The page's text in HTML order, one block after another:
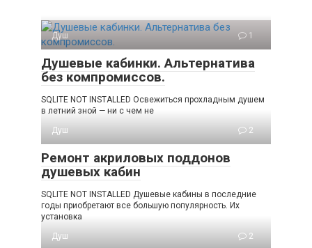
Душ 1
Душевые кабинки. Альтернатива
без компромиссов.
SQLITE NOT INSTALLED Освежиться прохладным душем
в летний зной — ни с чем не
Душ
2
Ремонт акриловых поддонов
душевых кабин
SQLITE NOT INSTALLED Душевые кабины в последние
годы приобретают все большую популярность. Их
установка
Душ
2